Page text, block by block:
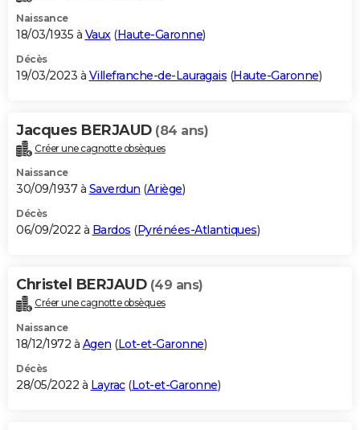
Naissance
18/03/1935 à Vaux (Haute-Garonne)
Décès
19/03/2023 à Villefranche-de-Lauragais (Haute-Garonne)
Jacques BERJAUD (84 ans)
Créer une cagnotte obsèques
Naissance
30/09/1937 à Saverdun (Ariège)
Décès
06/09/2022 à Bardos (Pyrénées-Atlantiques)
Christel BERJAUD (49 ans)
Créer une cagnotte obsèques
Naissance
18/12/1972 à Agen (Lot-et-Garonne)
Décès
28/05/2022 à Layrac(Lot-et-Garonne)